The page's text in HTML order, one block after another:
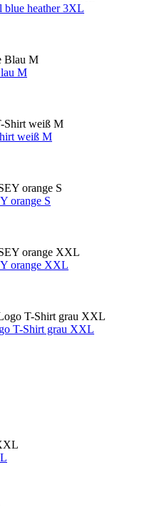
blue heather 3XL
M
weiß M
orange S
orange XXL
T-Shirt grau XXL